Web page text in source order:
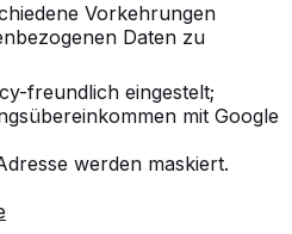
Vorkehrungen
Daten zu
freundlich eingestelt;
mit Google
werden maskiert.